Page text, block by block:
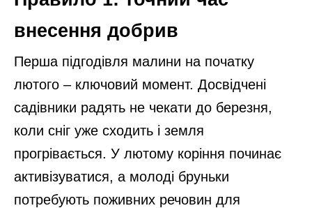
внесення добрив
Перша підгодівля малини на початку
лютого – ключовий момент. Досвідчені
садівники радять не чекати до березня,
коли сніг уже сходить і земля
прогрівається. У лютому коріння починає
активізуватися, а молоді бруньки
потребують поживних речовин для